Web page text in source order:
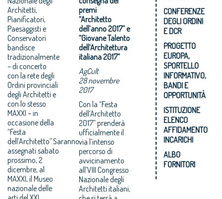
Architetti,
Pianificatori,
Paesaggisti e
Conservatori
bandisce
tradizionalmente
– di concerto
con la rete degli
Ordini provinciali
degli Architetti e
con lo stesso
MAXXI – in
occasione della
“Festa
dell’Architetto”.Saranno
assegnati sabato
prossimo, 2
dicembre, al
MAXXI, il Museo
nazionale delle
premi
“Architetto
dell’anno 2017” e
“Giovane Talento
dell’Architettura
italiana 2017”
AgCult
28 novembre
2017
Con la “Festa
dell’Architetto
2017” prenderà
ufficialmente il
via l’intenso
percorso di
avvicinamento
all’VIII Congresso
Nazionale degli
Architetti italiani,
CONFERENZE
DEGLI ORDINI
E DCR
PROGETTO
EUROPA,
SPORTELLO
INFORMATIVO,
BANDI E
OPPORTUNITÀ
ISTITUZIONE
ELENCO
AFFIDAMENTO
INCARICHI
ALBO
FORNITORI